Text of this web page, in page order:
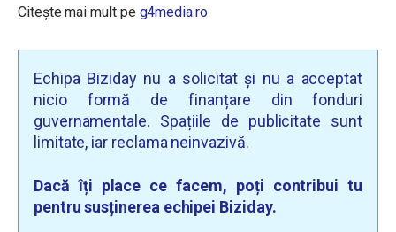
Citește mai mult pe g4media.ro
Echipa Biziday nu a solicitat și nu a acceptat
nicio formă de finanțare din fonduri
guvernamentale. Spațiile de publicitate sunt
limitate, iar reclama neinvazivă.
Dacă îți place ce facem, poți contribui tu
pentru susținerea echipei Biziday.